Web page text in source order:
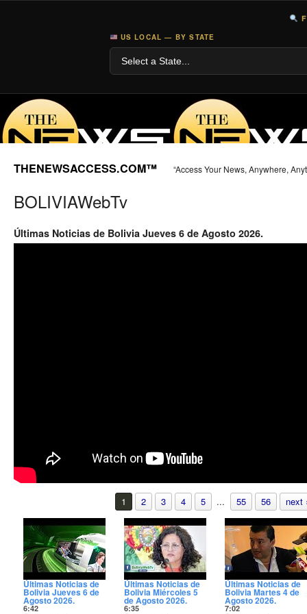
US LOCAL — BY STATE
THENEWSACCESS.COM™ “Access Your News, Anywhere,
BOLIVIAWebTv
Últimas Noticias de Bolivia Jueves 6 de Agosto 2026.
1 2 3 4 5 ... 55 56 next
Últimas Noticias de
Bolivia Jueves 6 de
Agosto 2026.
6:42
Últimas Noticias de
Bolivia Miércoles 5
de Agosto 2026.
6:35
Últimas Noticias de
Bolivia Martes 4 de
Agosto 2026.
7:02